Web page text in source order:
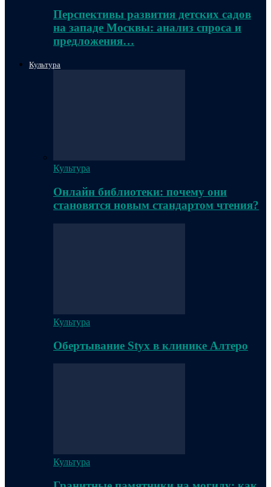
Перспективы развития детских садов
на западе Москвы: анализ спроса и
предложения…
Культура
Культура
Онлайн библиотеки: почему они
становятся новым стандартом чтения?
Культура
Обертывание Styx в клинике Алтеро
Культура